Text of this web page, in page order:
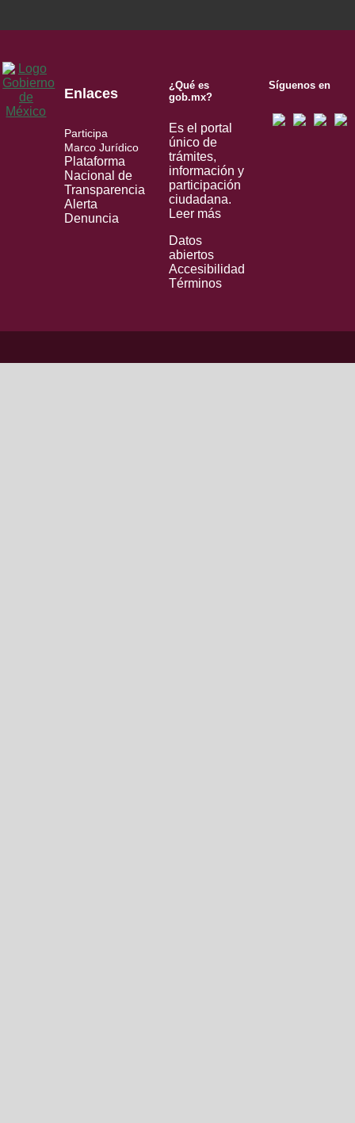
Enlaces
Participa
Marco Jurídico
Plataforma
Nacional de
Transparencia
Alerta
Denuncia
¿Qué es
gob.mx?
Es el portal
único de
trámites,
información y
participación
ciudadana.
Leer más
Datos
abiertos
Accesibilidad
Términos
Síguenos en